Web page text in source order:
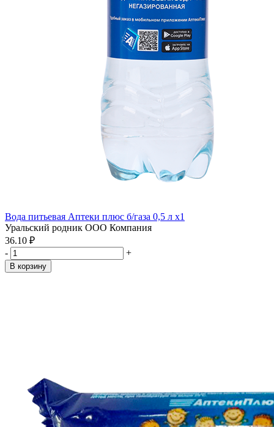
Вода питьевая Аптеки плюс б/газа 0,5 л x1
Уральский родник ООО Компания
36.10 ₽
-
+
В корзину